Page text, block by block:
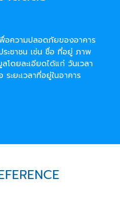
อความปลอดภัยของอาคาร
ะชาชน เช่น ชื่อ ที่อยู่ ภาพ
โดยละเอียดได้แก่ วันเวลา
ะยะเวลาที่อยู่ในอาคาร